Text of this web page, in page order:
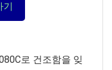
기
로 건조함을 잊